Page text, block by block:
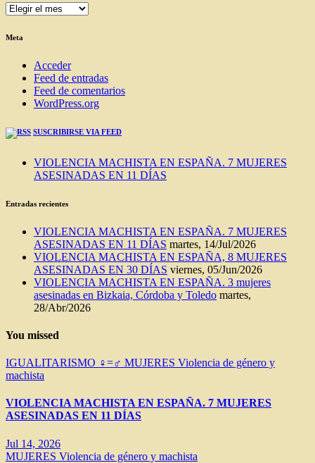
ENTRADAS
BLOG
Meta
Acceder
Feed de entradas
Feed de comentarios
WordPress.org
SUSCRIBIRSE VIA FEED
VIOLENCIA MACHISTA EN ESPAÑA. 7 MUJERES
ASESINADAS EN 11 DÍAS
Entradas recientes
VIOLENCIA MACHISTA EN ESPAÑA. 7 MUJERES
ASESINADAS EN 11 DÍAS martes, 14/Jul/2026
VIOLENCIA MACHISTA EN ESPAÑA, 8 MUJERES
ASESINADAS EN 30 DÍAS viernes, 05/Jun/2026
VIOLENCIA MACHISTA EN ESPAÑA. 3 mujeres
asesinadas en Bizkaia, Córdoba y Toledo martes,
28/Abr/2026
You missed
IGUALITARISMO ♀=♂ MUJERES Violencia de género y
machista
VIOLENCIA MACHISTA EN ESPAÑA. 7 MUJERES
ASESINADAS EN 11 DÍAS
Jul 14, 2026
MUJERES Violencia de género y machista